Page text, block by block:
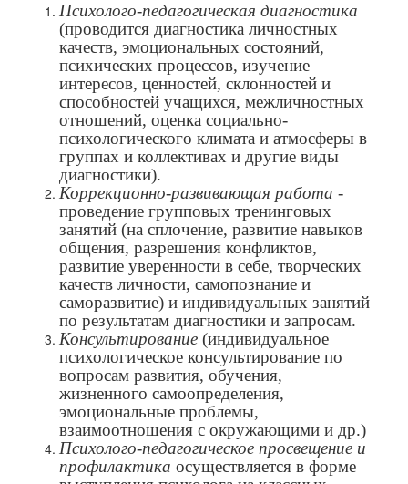
Психолого-педагогическая диагностика
(проводится диагностика личностных
качеств, эмоциональных состояний,
психических процессов, изучение
интересов, ценностей, склонностей и
способностей учащихся, межличностных
отношений, оценка социально-
психологического климата и атмосферы в
группах и коллективах и другие виды
диагностики).
Коррекционно-развивающая работа -
проведение групповых тренинговых
занятий (на сплочение, развитие навыков
общения, разрешения конфликтов,
развитие уверенности в себе, творческих
качеств личности, самопознание и
саморазвитие) и индивидуальных занятий
по результатам диагностики и запросам.
Консультирование (индивидуальное
психологическое консультирование по
вопросам развития, обучения,
жизненного самоопределения,
эмоциональные проблемы,
взаимоотношения с окружающими и др.)
Психолого-педагогическое просвещение и
профилактика осуществляется в форме